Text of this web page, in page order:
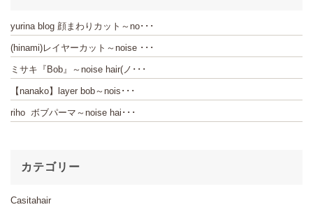
yurina blog 顔まわりカット～no･･･
(hinami)レイヤーカット～noise ･･･
ミサキ『Bob』～noise hair(ノ･･･
【nanako】layer bob～nois･･･
riho ボブパーマ～noise hai･･･
カテゴリー
Casitahair